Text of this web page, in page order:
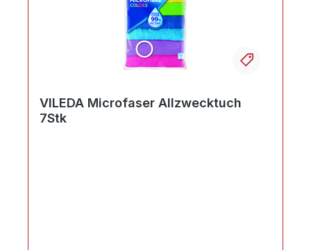
VILEDA Microfaser Allzwecktuch
7Stk